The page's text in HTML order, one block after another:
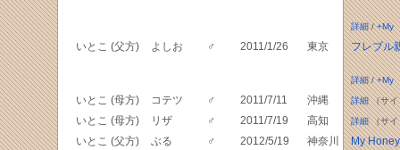
詳細/+My
いとこ (父方) よしお ♂ 2011/1/26 東京 フレブル
詳細/+My
いとこ (母方) コテツ ♂ 2011/7/11 沖縄 詳細（サイ
いとこ (母方) リザ ♂ 2011/7/19 高知 詳細（サイ
いとこ (父方) ぶる ♂ 2012/5/19 神奈川 My